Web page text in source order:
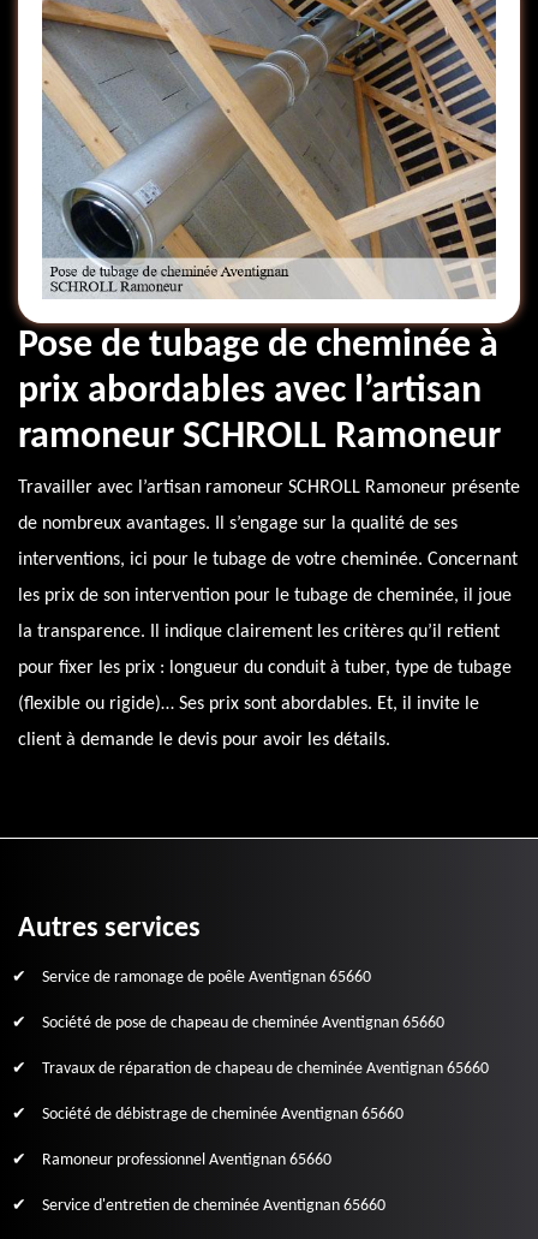
Pose de tubage de cheminée à
prix abordables avec l’artisan
ramoneur SCHROLL Ramoneur
Travailler avec l’artisan ramoneur SCHROLL Ramoneur présente
de nombreux avantages. Il s’engage sur la qualité de ses
interventions, ici pour le tubage de votre cheminée. Concernant
les prix de son intervention pour le tubage de cheminée, il joue
la transparence. Il indique clairement les critères qu’il retient
pour fixer les prix : longueur du conduit à tuber, type de tubage
(flexible ou rigide)… Ses prix sont abordables. Et, il invite le
client à demande le devis pour avoir les détails.
Autres services
Service de ramonage de poêle Aventignan 65660
Société de pose de chapeau de cheminée Aventignan 65660
Travaux de réparation de chapeau de cheminée Aventignan 65660
Société de débistrage de cheminée Aventignan 65660
Ramoneur professionnel Aventignan 65660
Service d'entretien de cheminée Aventignan 65660